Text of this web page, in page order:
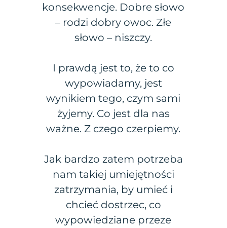
konsekwencje. Dobre słowo
– rodzi dobry owoc. Złe
słowo – niszczy.
I prawdą jest to, że to co
wypowiadamy, jest
wynikiem tego, czym sami
żyjemy. Co jest dla nas
ważne. Z czego czerpiemy.
Jak bardzo zatem potrzeba
nam takiej umiejętności
zatrzymania, by umieć i
chcieć dostrzec, co
wypowiedziane przeze